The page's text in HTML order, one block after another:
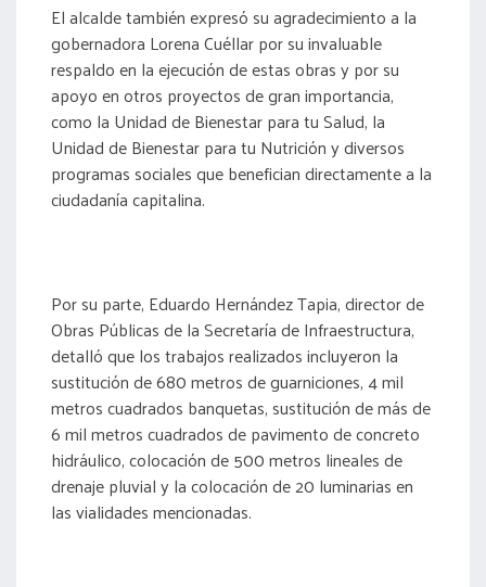
El alcalde también expresó su agradecimiento a la
gobernadora Lorena Cuéllar por su invaluable
respaldo en la ejecución de estas obras y por su
apoyo en otros proyectos de gran importancia,
como la Unidad de Bienestar para tu Salud, la
Unidad de Bienestar para tu Nutrición y diversos
programas sociales que benefician directamente a la
ciudadanía capitalina.
Por su parte, Eduardo Hernández Tapia, director de
Obras Públicas de la Secretaría de Infraestructura,
detalló que los trabajos realizados incluyeron la
sustitución de 680 metros de guarniciones, 4 mil
metros cuadrados banquetas, sustitución de más de
6 mil metros cuadrados de pavimento de concreto
hidráulico, colocación de 500 metros lineales de
drenaje pluvial y la colocación de 20 luminarias en
las vialidades mencionadas.